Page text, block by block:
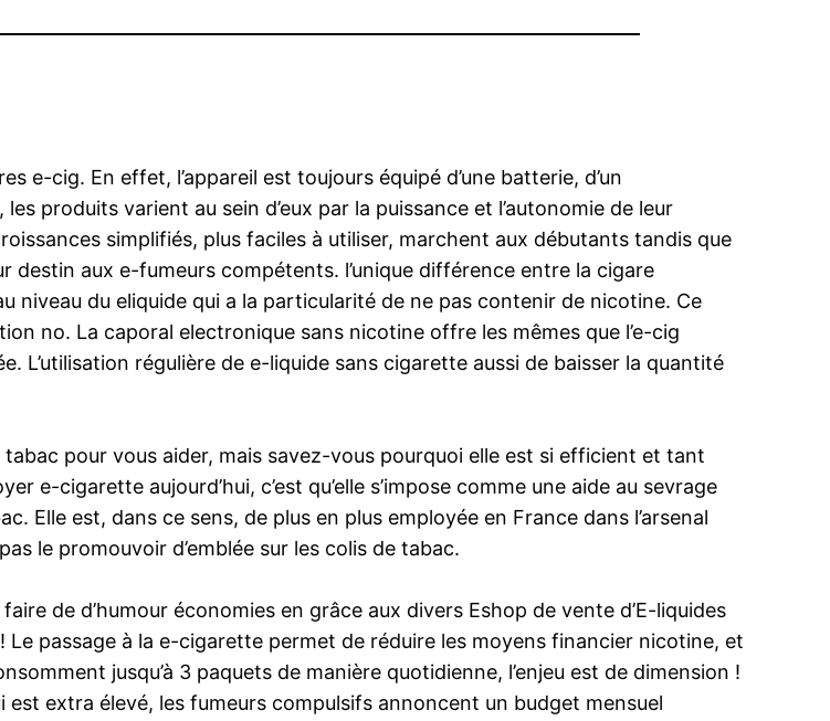
e-cig. En effet, l’appareil est toujours équipé d’une batterie, d’un
produits varient au sein d’eux par la puissance et l’autonomie de leur
simplifiés, plus faciles à utiliser, marchent aux débutants tandis que
destin aux e-fumeurs compétents. l’unique différence entre la cigare
niveau du eliquide qui a la particularité de ne pas contenir de nicotine. Ce
no. La caporal electronique sans nicotine offre les mêmes que l’e-cig
L’utilisation régulière de e-liquide sans cigarette aussi de baisser la quantité
pour vous aider, mais savez-vous pourquoi elle est si efficient et tant
e-cigarette aujourd’hui, c’est qu’elle s’impose comme une aide au sevrage
Elle est, dans ce sens, de plus en plus employée en France dans l’arsenal
le promouvoir d’emblée sur les colis de tabac.
de d’humour économies en grâce aux divers Eshop de vente d’E-liquides
passage à la e-cigarette permet de réduire les moyens financier nicotine, et
jusqu’à 3 paquets de manière quotidienne, l’enjeu est de dimension !
extra élevé, les fumeurs compulsifs annoncent un budget mensuel